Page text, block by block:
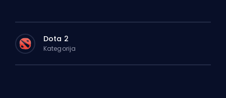
Dota 2
Kategorija